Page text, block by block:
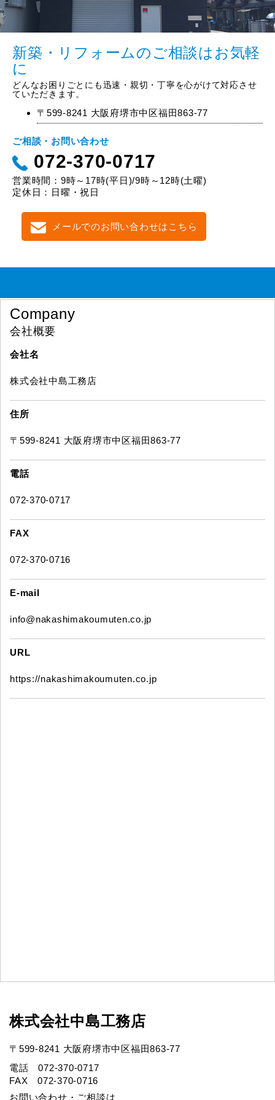
新築・リフォームのご相談はお気軽
に
どんなお困りごとにも迅速・親切・丁寧を心がけて対応させ
ていただきます。
〒599-8241 大阪府堺市中区福田863-77
ご相談・お問い合わせ
072-370-0717
営業時間：9時～17時(平日)/9時～12時(土曜)
定休日：日曜・祝日
メールでのお問い合わせはこちら
Company
会社概要
会社名
株式会社中島工務店
住所
〒599-8241 大阪府堺市中区福田863-77
電話
072-370-0717
FAX
072-370-0716
E-mail
info@nakashimakoumuten.co.jp
URL
https://nakashimakoumuten.co.jp
株式会社中島工務店
〒599-8241 大阪府堺市中区福田863-77
電話 072-370-0717
FAX 072-370-0716
お問い合わせ・ご相談は